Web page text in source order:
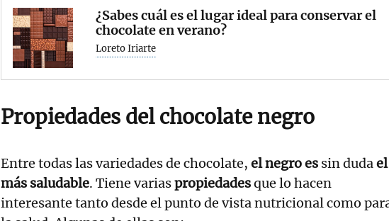
¿Sabes cuál es el lugar ideal para conservar el
chocolate en verano?
Loreto Iriarte
Propiedades del chocolate negro
Entre todas las variedades de chocolate, el negro es sin dudael
más saludable. Tiene variaspropiedadesque lo hacen
interesante tanto desde el punto de vista nutricional como